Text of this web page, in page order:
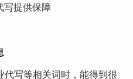
写提供保障
写等相关词时，能得到很